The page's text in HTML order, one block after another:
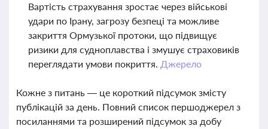
Вартість страхування зростає через військові
удари по Ірану, загрозу безпеці та можливе
закриття Ормузької протоки, що підвищує
ризики для судноплавства і змушує страховиків
переглядати умови покриття. Джерело
Кожне з питань — це короткий підсумок змісту
публікацій за день. Повний список першоджерел з
посиланнями та розширений підсумок за добу